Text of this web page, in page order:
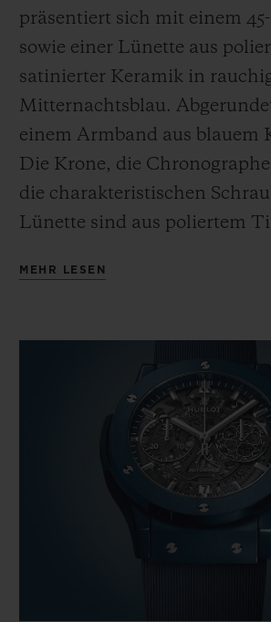
präsentiert sich mit einem
sowie einer Lünette aus
satinierter Keramik in
Mitternachtsblau.
einem Armband aus blauem
Die Krone, die
die charakteristischen
Lünette sind aus poliertem
ist ihr tiefes,
Die grafische Wirkung ist der
architektonischen Form der
Brücken des skelettierten
zu verdanken, die gleichzeitig
ein Zifferblatt aus
Saphirglas dienen. Auf dem
scheinen die applizierten
MEHR LESEN